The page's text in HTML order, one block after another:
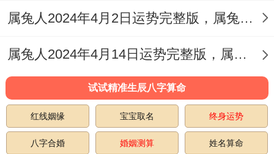
属兔人2024年4月2日运势完整版，属兔2024年4月2日今日运势如何
属兔人2024年4月14日运势完整版，属兔2024年4月14日今日运势如何
试试精准生辰八字算命
红线姻缘 宝宝取名 终身运势
八字合婚 婚姻测算 姓名算命